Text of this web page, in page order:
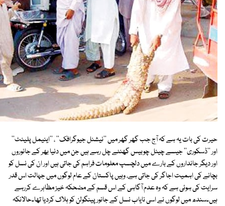
حیرت کی بات یہ ہے کہ آج جب گھر گھر میں ''نیشنل جیوگرافک'' ، ''اینیمل پلینٹ''
اور ''ڈسکوری'' جیسے چینل چوبیس گھنٹے چل رہے ہیں جن میں دنیا بھر کے جانوروں
اور دیگر جانداروں کے بارے میں دلچسپ معلومات فراہم کی جاتی ہیں اور ان کی نسل کو
بچانے کی اہمیت اجاگر کی جاتی ہے، وہیں پاکستان کے عام لوگوں میں جہالت اس قدر
سرایت کی ہوئی ہے کہ وہ عدم آگاہی کے اس قسم کے مضحکہ خیز مظاہرے کررہے
ہیں۔سندھ میں لوگوں نے اسی نایاب نسل کے جانور پینگولن کو ہلاک کردیا تھا۔حالانکہ